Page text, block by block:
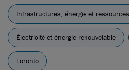
Infrastructures, énergie et ressources
Électricité et énergie renouvelable
Toronto